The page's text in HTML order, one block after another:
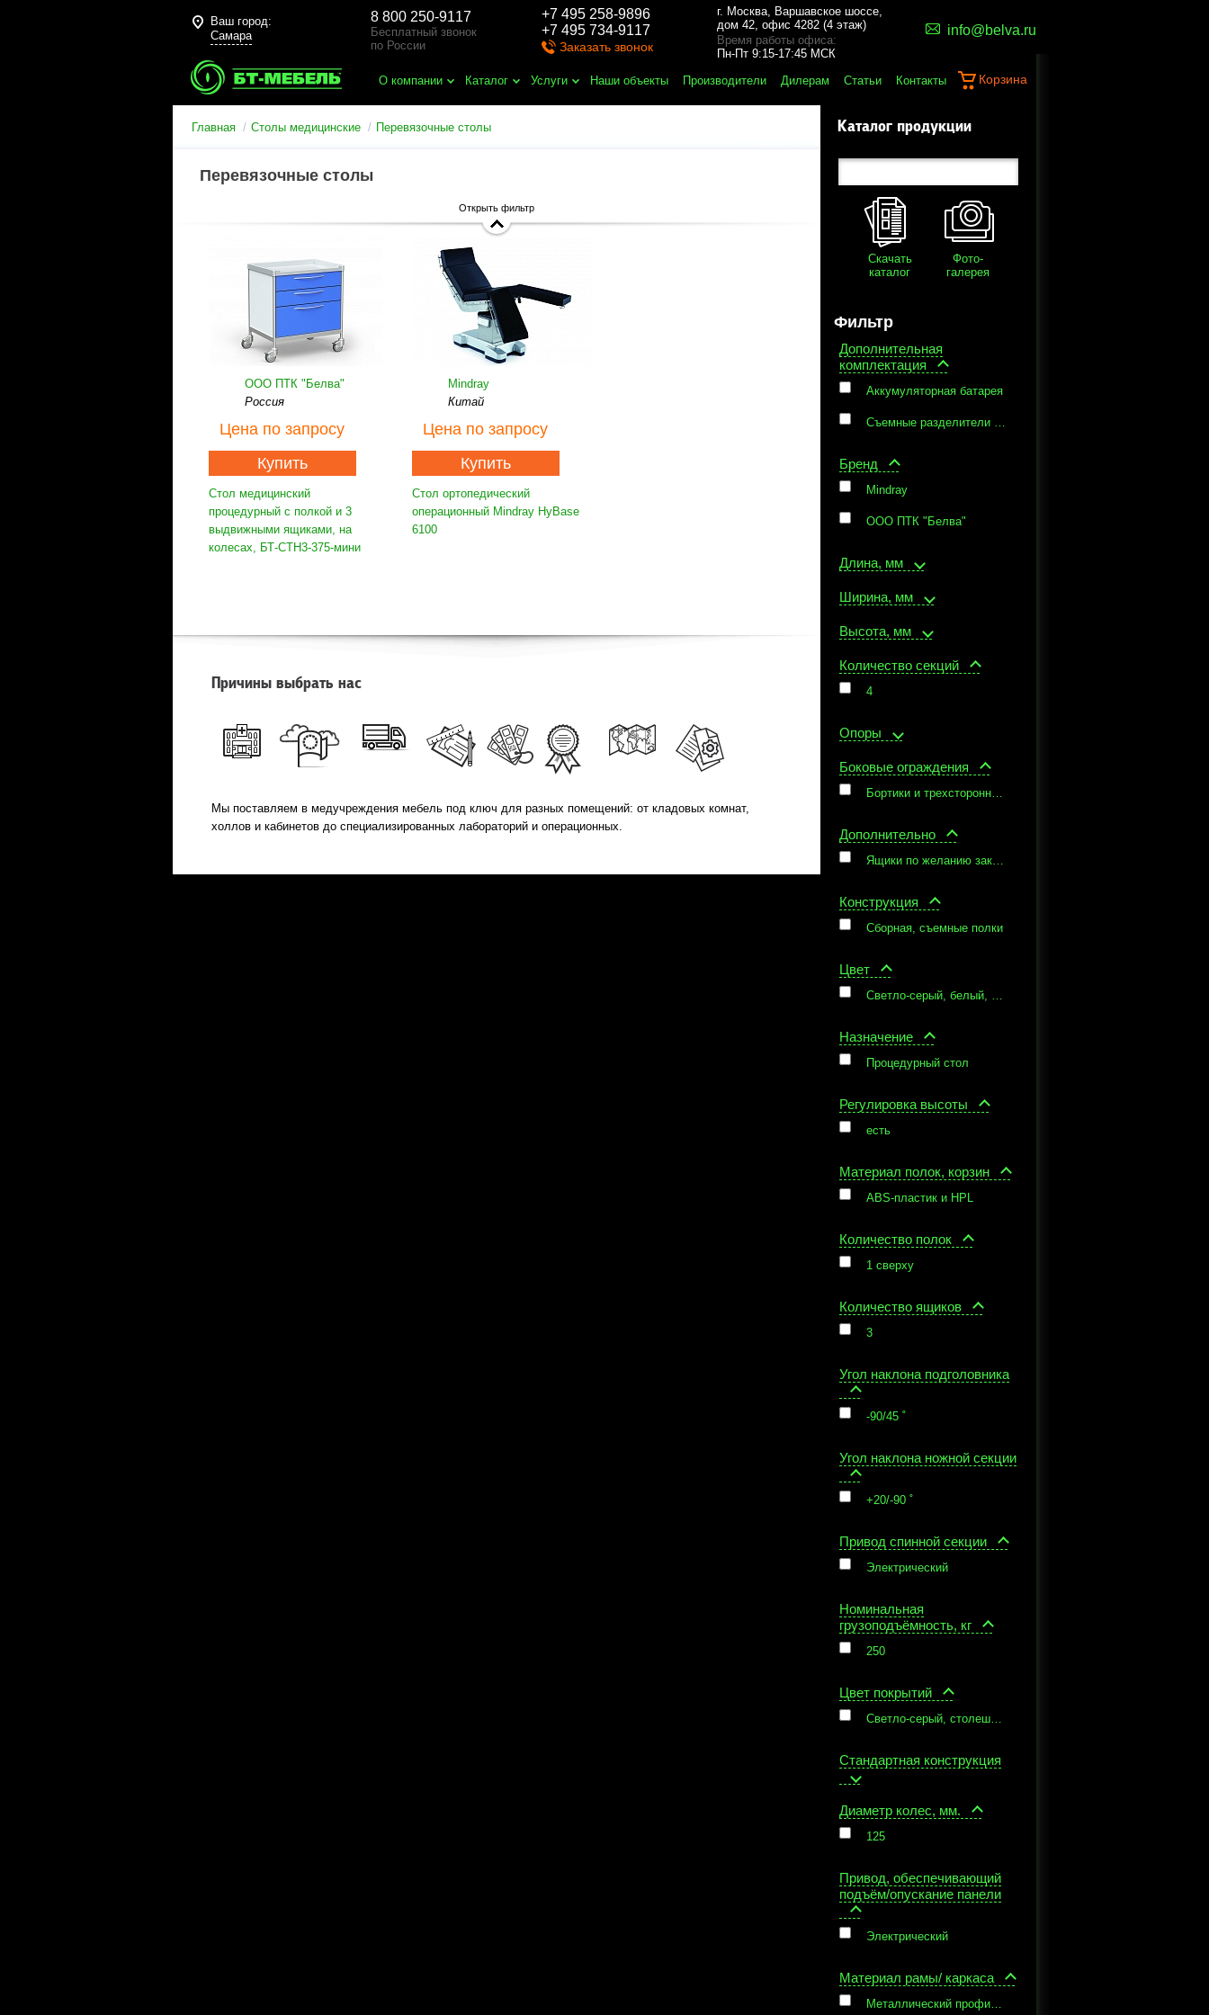
Ваш город:
Самара
8 800 250-9117
Бесплатный звонок
по России
+7 495 258-9896
+7 495 734-9117
Заказать звонок
г. Москва, Варшавское шоссе,
дом 42, офис 4282 (4 этаж)
Время работы офиса:
Пн-Пт 9:15-17:45 МСК
info@belva.ru
О компании Каталог Услуги Наши объекты Производители Дилерам Статьи Контакты Корзина
Главная Столы медицинские Перевязочные столы
Перевязочные столы
Открыть фильтр
ООО ПТК "Белва"
Россия
Цена по запросу
Купить
Стол медицинский
процедурный с полкой и 3
выдвижными ящиками, на
колесах, БТ-СТН3-375-мини
Mindray
Китай
Цена по запросу
Купить
Стол ортопедический
операционный Mindray HyBase
6100
Причины выбрать нас
Мы поставляем в медучреждения мебель под ключ для разных помещений: от кладовых комнат,
холлов и кабинетов до специализированных лабораторий и операционных.
Каталог продукции
Скачать
каталог
Фото-
галерея
Фильтр
Дополнительная
комплектация
Аккумуляторная батарея
Съемные разделители для фасадов
Бренд
Mindray
ООО ПТК "Белва"
Длина, мм
Ширина, мм
Высота, мм
Количество секций
4
Опоры
Боковые ограждения
Бортики и трехстороннее ограждение
Дополнительно
Ящики по желанию заказчика могут быть снабжены съемными деталями для разделения зон хранения лекарственных препаратов и вспомогательных средств
Конструкция
Сборная, съемные полки
Цвет
Светло-серый, белый, ящики - 3 цвета на выбор заказчика
Назначение
Процедурный стол
Регулировка высоты
есть
Материал полок, корзин
ABS-пластик и HPL
Количество полок
1 сверху
Количество ящиков
3
Угол наклона подголовника
-90/45 ˚
Угол наклона ножной секции
+20/-90 ˚
Привод спинной секции
Электрический
Номинальная
грузоподъёмность, кг
250
Цвет покрытий
Светло-серый, столешницы - 3 цвета на выбор заказчика
Стандартная конструкция
Диаметр колес, мм.
125
Привод, обеспечивающий
подъём/опускание панели
Электрический
Материал рамы/ каркаса
Металлический профиль с износостойкой порошковой окраской